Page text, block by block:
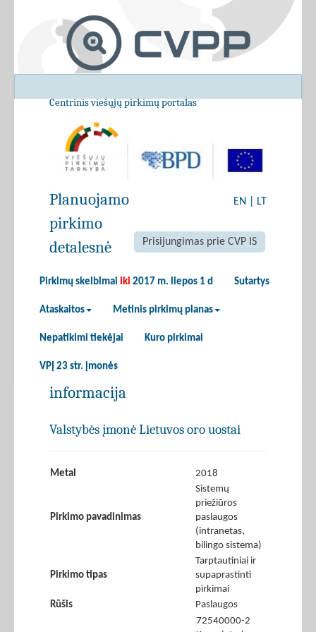
Centrinis viešųjų pirkimų portalas
EN LT
Prisijungimas prie CVP IS
Pirkimų skelbimai iki 2017 m. liepos 1 d Sutartys
Ataskaitos Metinis pirkimų planas
Nepatikimi tiekėjai Kuro pirkimai
VPĮ 23 str. įmonės
Planuojamo
pirkimo
detalesnė
informacija
Valstybės įmonė Lietuvos oro uostai
Metai 2018
Pirkimo pavadinimas
Sistemų
priežiūros
paslaugos
(intranetas,
bilingo sistema)
Pirkimo tipas
Tarptautiniai ir
supaprastinti
pirkimai
Rūšis
Paslaugos
72540000-2